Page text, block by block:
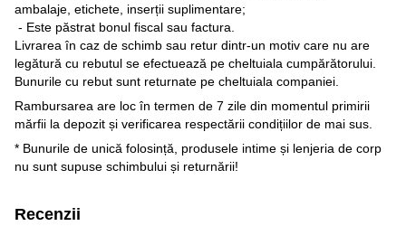
ambalaje, etichete, inserții suplimentare;
- Este păstrat bonul fiscal sau factura.
Livrarea în caz de schimb sau retur dintr-un motiv care nu are
legătură cu rebutul se efectuează pe cheltuiala cumpărătorului.
Bunurile cu rebut sunt returnate pe cheltuiala companiei.
Rambursarea are loc în termen de 7 zile din momentul primirii
mărfii la depozit și verificarea respectării condițiilor de mai sus.
* Bunurile de unică folosință, produsele intime și lenjeria de corp
nu sunt supuse schimbului și returnării!
Recenzii